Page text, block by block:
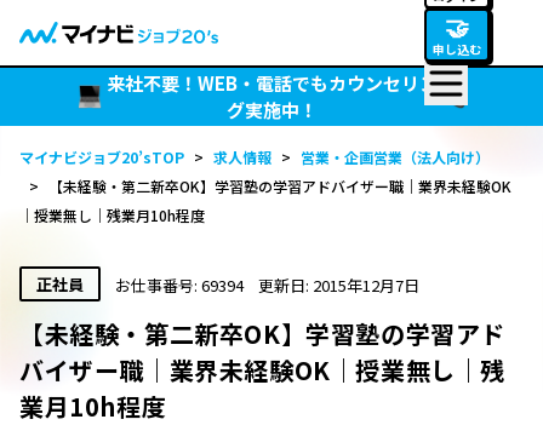
🤝
申し込む
来社不要！WEB・電話でもカウンセリン
グ実施中！
マイナビジョブ20’sTOP > 求人情報 > 営業・企画営業（法人向け）
>
【未経験・第二新卒OK】学習塾の学習アドバイザー職｜業界未経験OK
｜授業無し｜残業月10h程度
正社員 お仕事番号: 69394 更新日: 2015年12月7日
【未経験・第二新卒OK】学習塾の学習アド
バイザー職｜業界未経験OK｜授業無し｜残
業月10h程度